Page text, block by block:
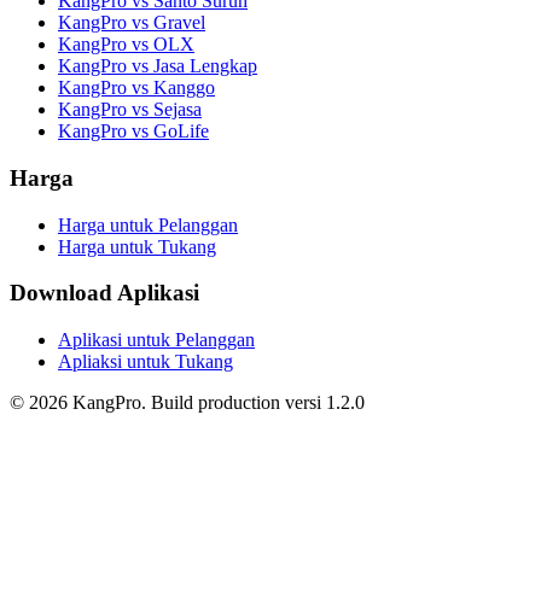
KangPro vs Gravel
KangPro vs OLX
KangPro vs Jasa Lengkap
KangPro vs Kanggo
KangPro vs Sejasa
KangPro vs GoLife
Harga
Harga untuk Pelanggan
Harga untuk Tukang
Download Aplikasi
Aplikasi untuk Pelanggan
Apliaksi untuk Tukang
© 2026 KangPro. Build production versi 1.2.0